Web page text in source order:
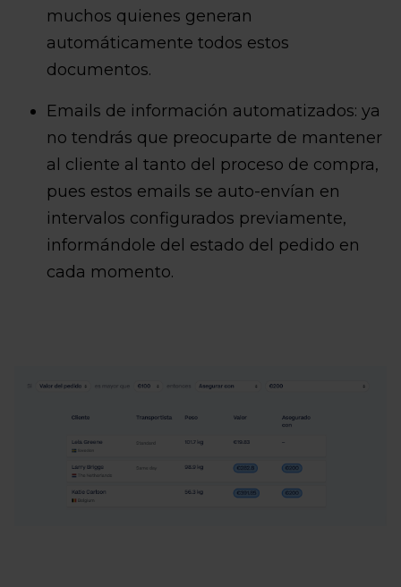
muchos quienes generan
automáticamente todos estos
documentos.
Emails de información automatizados: ya
no tendrás que preocuparte de mantener
al cliente al tanto del proceso de compra,
pues estos emails se auto-envían en
intervalos configurados previamente,
informándole del estado del pedido en
cada momento.